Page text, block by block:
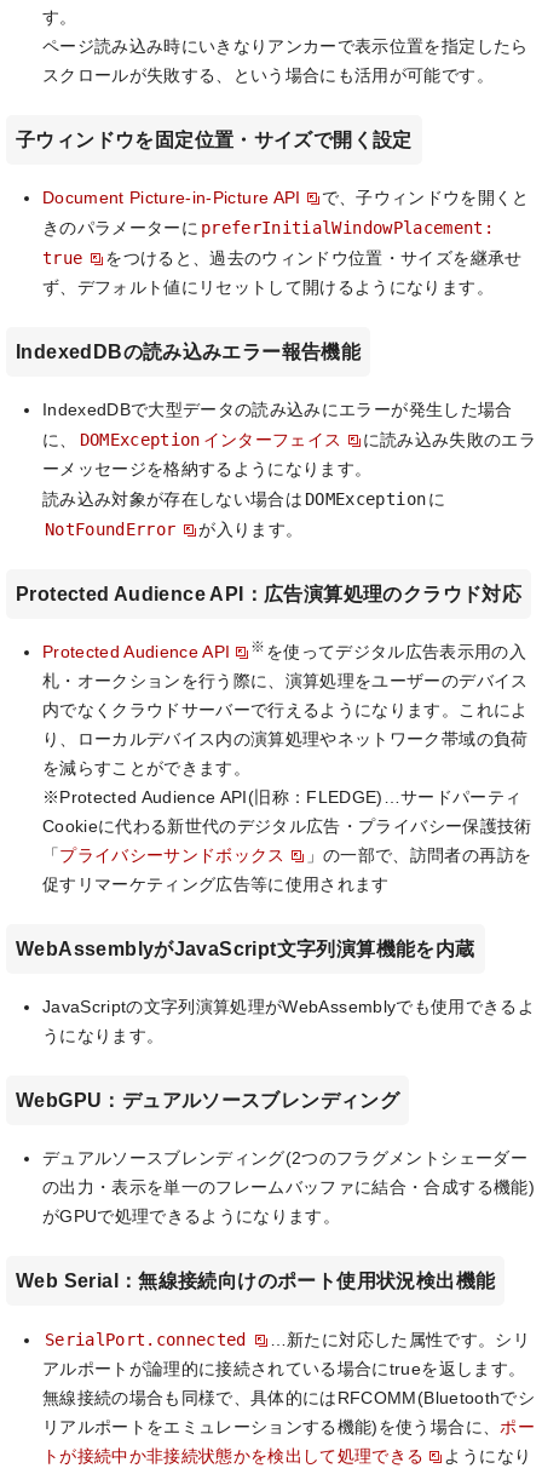
す。
ページ読み込み時にいきなりアンカーで表示位置を指定したら
スクロールが失敗する、という場合にも活用が可能です。
子ウィンドウを固定位置・サイズで開く設定
Document Picture-in-Picture API
で、子ウィンドウを開くと
きのパラメーターに preferInitialWindowPlacement:
true
をつけると、過去のウィンドウ位置・サイズを継承せ
ず、デフォルト値にリセットして開けるようになります。
IndexedDBの読み込みエラー報告機能
IndexedDBで大型データの読み込みにエラーが発生した場合
に、
DOMException インターフェイス
に読み込み失敗のエラ
ーメッセージを格納するようになります。
読み込み対象が存在しない場合は DOMException に
NotFoundError が入ります。
Protected Audience API：広告演算処理のクラウド対応
Protected Audience API ※ を使ってデジタル広告表示用の入
札・オークションを行う際に、演算処理をユーザーのデバイス
内でなくクラウドサーバーで行えるようになります。これによ
り、ローカルデバイス内の演算処理やネットワーク帯域の負荷
を減らすことができます。
※Protected Audience API(旧称：FLEDGE)…サードパーティ
Cookieに代わる新世代のデジタル広告・プライバシー保護技術
「 プライバシーサンドボックス
」の一部で、訪問者の再訪を
促すリマーケティング広告等に使用されます
WebAssemblyがJavaScript文字列演算機能を内蔵
JavaScriptの文字列演算処理がWebAssemblyでも使用できるよ
うになります。
WebGPU：デュアルソースブレンディング
デュアルソースブレンディング(2つのフラグメントシェーダー
の出力・表示を単一のフレームバッファに結合・合成する機能)
がGPUで処理できるようになります。
Web Serial：無線接続向けのポート使用状況検出機能
SerialPort.connected
…新たに対応した属性です。シリ
アルポートが論理的に接続されている場合にtrueを返します。
無線接続の場合も同様で、具体的にはRFCOMM(Bluetoothでシ
リアルポートをエミュレーションする機能)を使う場合に、 ポー
トが接続中か非接続状態かを検出して処理できる
ようになり